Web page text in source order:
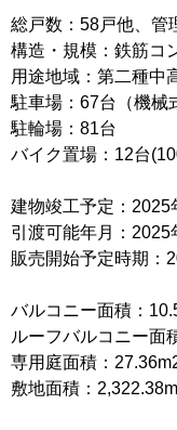
総戸数：58戸他、管
構造・規模：鉄筋
用途地域：第二種中
駐車場：67台（機械
駐輪場：81台
バイク置場：12台
建物竣工予定：2025
引渡可能年月：2025
販売開始予定時期：
バルコニー面積：
ルーフバルコニー面
専用庭面積：
敷地面積：